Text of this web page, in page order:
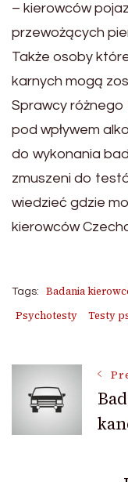
– kierowców
przewożących
Także osoby
karnych mogą
Sprawcy
pod wpływem
do wykonania
zmuszeni do
wiedzieć gdzie
kierowców
Tags: Badania
Psychotesty
Testy
Post